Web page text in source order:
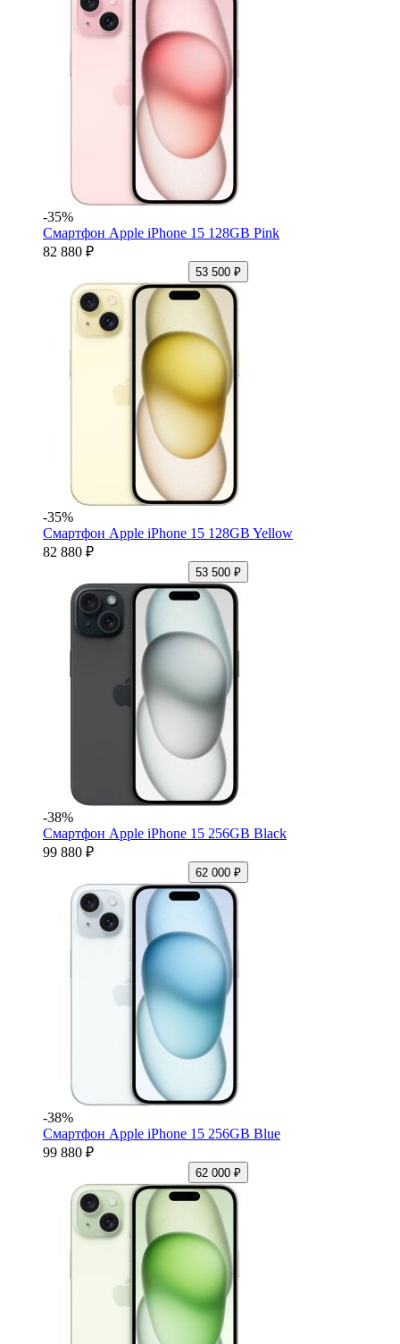
-35%
Смартфон Apple iPhone 15 128GB Pink
82 880 ₽
53 500 ₽
-35%
Смартфон Apple iPhone 15 128GB Yellow
82 880 ₽
53 500 ₽
-38%
Смартфон Apple iPhone 15 256GB Black
99 880 ₽
62 000 ₽
-38%
Смартфон Apple iPhone 15 256GB Blue
99 880 ₽
62 000 ₽